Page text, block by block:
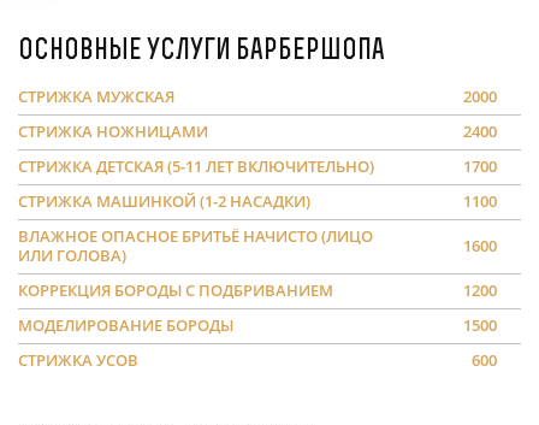
Основные услуги барбершопа
СТРИЖКА МУЖСКАЯ
2000
СТРИЖКА НОЖНИЦАМИ
2400
СТРИЖКА ДЕТСКАЯ (5-11 ЛЕТ ВКЛЮЧИТЕЛЬНО)
1700
СТРИЖКА МАШИНКОЙ (1-2 НАСАДКИ)
1100
ВЛАЖНОЕ ОПАСНОЕ БРИТЬЁ НАЧИСТО (ЛИЦО
ИЛИ ГОЛОВА)
1600
КОРРЕКЦИЯ БОРОДЫ С ПОДБРИВАНИЕМ
1200
МОДЕЛИРОВАНИЕ БОРОДЫ
1500
СТРИЖКА УСОВ
600